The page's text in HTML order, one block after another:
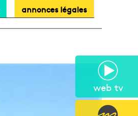
web tv
annonces légales